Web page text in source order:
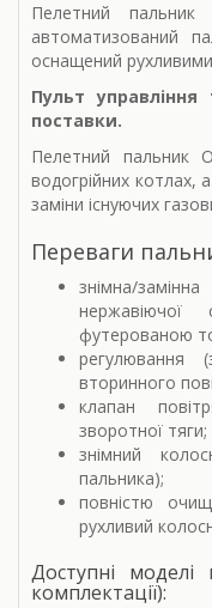
Пелетний
автоматизований
оснащений
Пульт
поставки.
Пелетний пальник
водогрійних
заміни існуючих
Переваги
знімна/
футерованою
регулювання
вторинного
клапан
зворотної тяги;
знімний
пальника);
повністю
рухливий
Доступні моделі
комплектації):